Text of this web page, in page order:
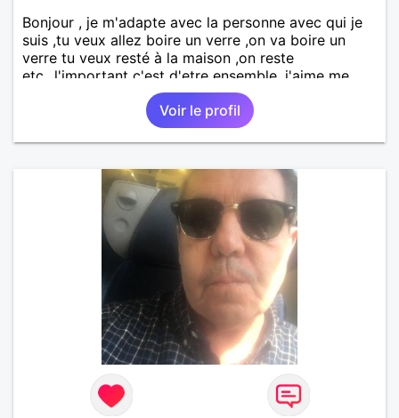
Bonjour , je m'adapte avec la personne avec qui je
suis ,tu veux allez boire un verre ,on va boire un
verre tu veux resté à la maison ,on reste
etc...l'important c'est d'etre ensemble .j'aime me
balader , faire du sport , regarder des film , aller au
théatre etc et j'aime par dessus tous rire
Voir le profil